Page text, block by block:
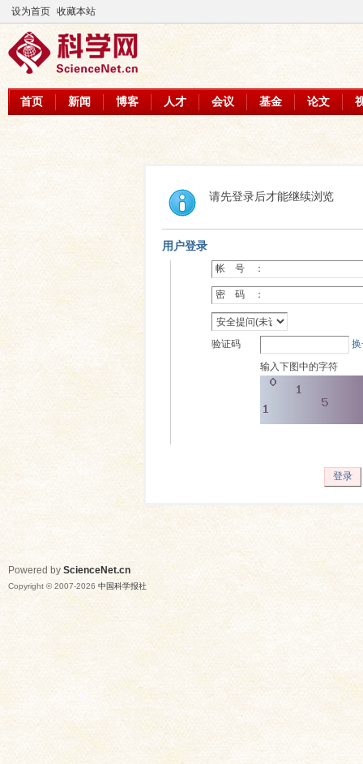
设为首页 收藏本站
首页 新闻 博客 人才 会议 基金 论文
请先登录后才能继续浏览
用户登录
帐 号 ：
密 码 ：
验证码
输入下图中的字符
登录
Powered by ScienceNet.cn
Copyright © 2007-2026 中国科学报社